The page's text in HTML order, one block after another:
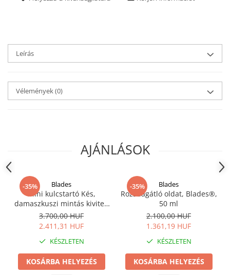
Leírás
Vélemények(0)
AJÁNLÁSOK
-35% Blades
Mini kulcstartó Kés,
damaszkuszi mintás kivitel,
fa fogantyú, tok és doboz
mellékelve, Blades®
3.700,00 HUF
2.411,31 HUF
KÉSZLETEN
KOSÁRBA HELYEZÉS
-35% Blades
Rozsdagátló oldat, Blades®,
50 ml
2.100,00 HUF
1.361,19 HUF
KÉSZLETEN
KOSÁRBA HELYEZÉS